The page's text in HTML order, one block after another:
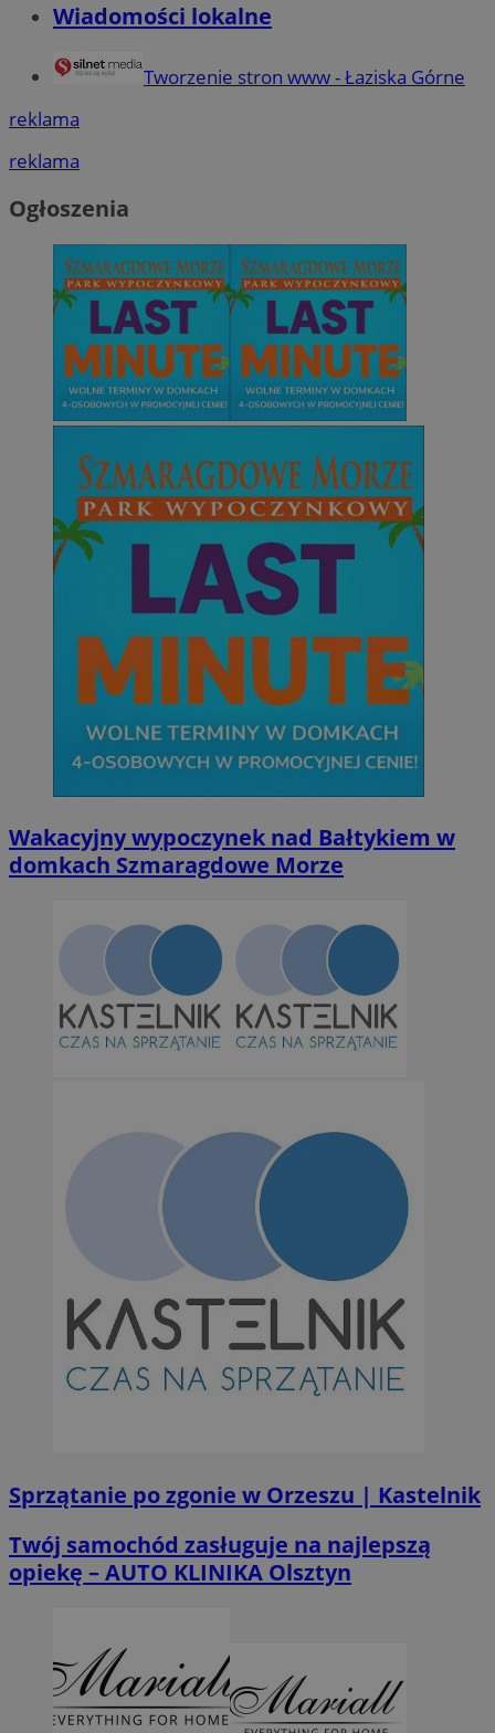
Wiadomości lokalne
Tworzenie stron www - Łaziska Górne
reklama
reklama
Ogłoszenia
Wakacyjny wypoczynek nad Bałtykiem w
domkach Szmaragdowe Morze
Sprzątanie po zgonie w Orzeszu | Kastelnik
Twój samochód zasługuje na najlepszą
opiekę – AUTO KLINIKA Olsztyn